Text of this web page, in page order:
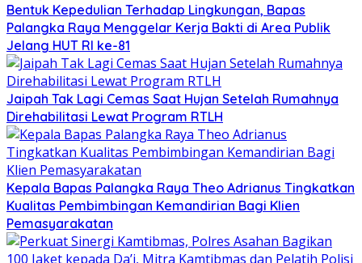
Bentuk Kepedulian Terhadap Lingkungan, Bapas
Palangka Raya Menggelar Kerja Bakti di Area Publik
Jelang HUT RI ke-81
Jaipah Tak Lagi Cemas Saat Hujan Setelah Rumahnya
Direhabilitasi Lewat Program RTLH
Kepala Bapas Palangka Raya Theo Adrianus Tingkatkan
Kualitas Pembimbingan Kemandirian Bagi Klien
Pemasyarakatan